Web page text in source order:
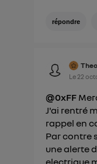
répondre
Theo
Le 22
@0xFF
J'ai rentré
rappel en
Par contre
une alerte
electrique